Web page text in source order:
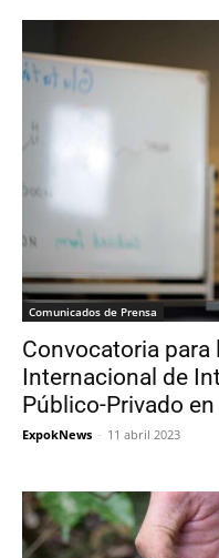
Comunicados de Prensa
Convocatoria
Internacional de
Público-Privado
ExpokNews - 11 abril 2023